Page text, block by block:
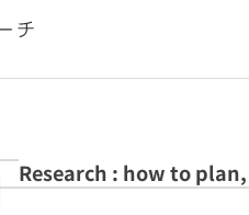
Research : how to